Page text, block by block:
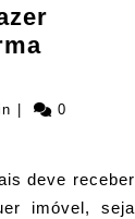
admin0
deve receber
imóvel, seja